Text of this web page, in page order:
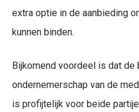
extra optie in de aanbieding
kunnen binden.
Bijkomend voordeel is dat
ondernemerschap van de
is profijtelijk voor beide